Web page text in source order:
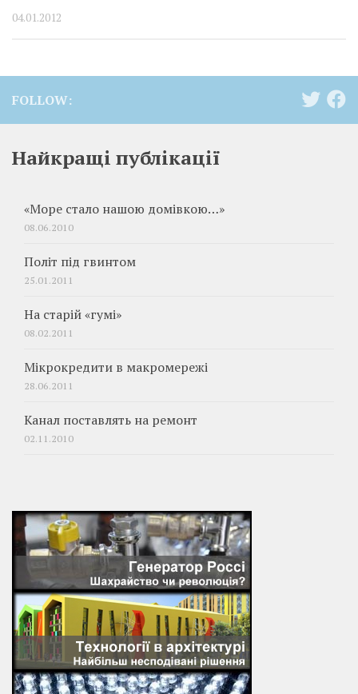
04.01.2012
FOLLOW:
Найкращі публікації
«Море стало нашою домівкою…»
08.06.2010
Політ під гвинтом
25.01.2011
На старій «гумі»
08.02.2011
Мікрокредити в макромережі
28.06.2011
Канал поставлять на ремонт
02.11.2010